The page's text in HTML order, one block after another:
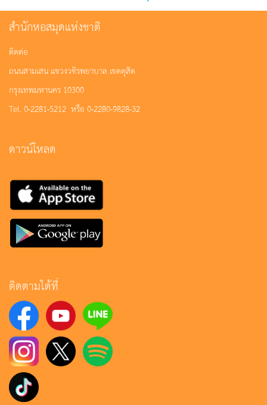
สำนักหอสมุดแห่งชาติ
ติดต่อ
ถนนสามเสน แขวงวชิรพยาบาล เขตดุสิต
กรุงเทพมหานคร 10300
Tel. 0-2281-5212 หรือ 0-2280-9828-32
ดาวน์โหลด
ติดตามได้ที่